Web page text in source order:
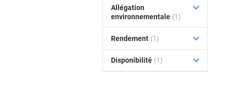
Allégation
environnementale (1)
Rendement (1)
Disponibilité (1)